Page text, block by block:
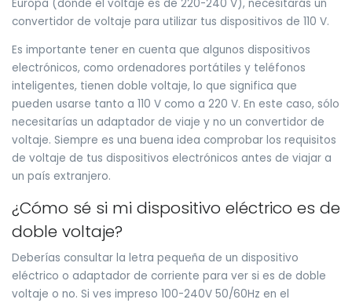
Europa (donde el voltaje es de 220-240 V), necesitarás un
convertidor de voltaje para utilizar tus dispositivos de 110 V.
Es importante tener en cuenta que algunos dispositivos
electrónicos, como ordenadores portátiles y teléfonos
inteligentes, tienen doble voltaje, lo que significa que
pueden usarse tanto a 110 V como a 220 V. En este caso, sólo
necesitarías un adaptador de viaje y no un convertidor de
voltaje. Siempre es una buena idea comprobar los requisitos
de voltaje de tus dispositivos electrónicos antes de viajar a
un país extranjero.
¿Cómo sé si mi dispositivo eléctrico es de
doble voltaje?
Deberías consultar la letra pequeña de un dispositivo
eléctrico o adaptador de corriente para ver si es de doble
voltaje o no. Si ves impreso 100-240V 50/60Hz en el